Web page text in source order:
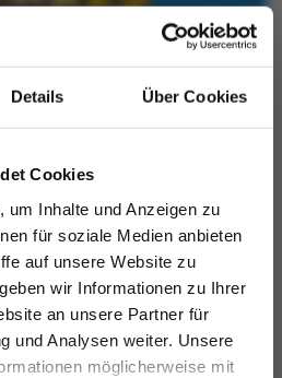
Details Über Cookies
Cookies
um Inhalte und Anzeigen zu
für soziale Medien anbieten
auf unsere Website zu
wir Informationen zu Ihrer
an unsere Partner für
und Analysen weiter. Unsere
möglicherweise mit